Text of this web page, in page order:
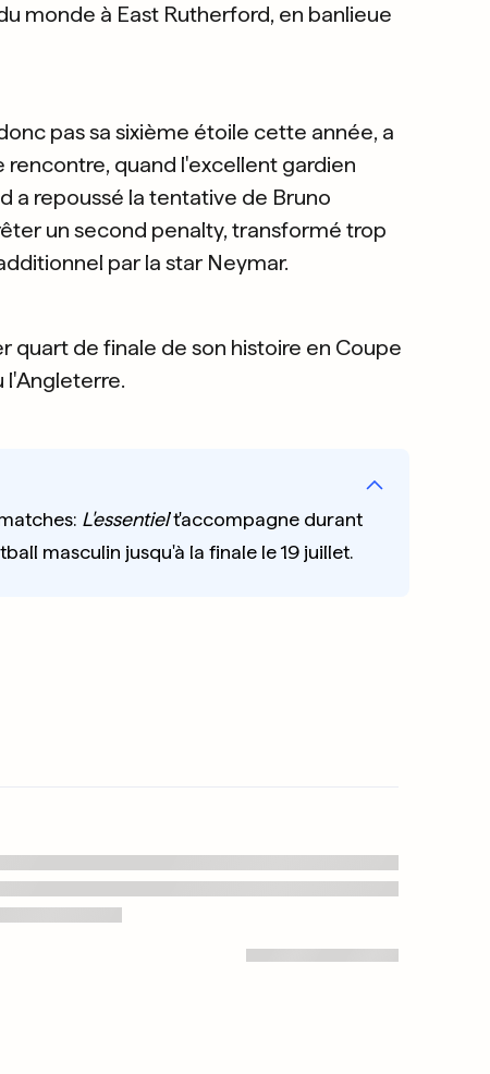
monde à East Rutherford, en banlieue
pas sa sixième étoile cette année, a
quand l'excellent gardien
a repoussé la tentative de Bruno
un second penalty, transformé trop
par la star Neymar.
quart de finale de son histoire en Coupe
l'Angleterre.
L'essentielt'accompagne durant
masculin jusqu'à la finale le 19 juillet.